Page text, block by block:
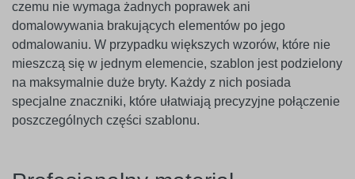
czemu nie wymaga żadnych poprawek ani
domalowywania brakujących elementów po jego
odmalowaniu. W przypadku większych wzorów, które nie
mieszczą się w jednym elemencie, szablon jest podzielony
na maksymalnie duże bryty. Każdy z nich posiada
specjalne znaczniki, które ułatwiają precyzyjne połączenie
poszczególnych części szablonu.